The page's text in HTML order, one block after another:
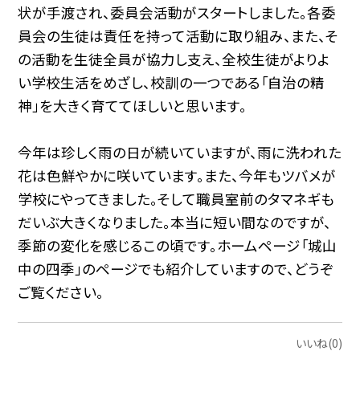
状が手渡され、委員会活動がスタートしました。各委
員会の生徒は責任を持って活動に取り組み、また、そ
の活動を生徒全員が協力し支え、全校生徒がよりよ
い学校生活をめざし、校訓の一つである「自治の精
神」を大きく育ててほしいと思います。
今年は珍しく雨の日が続いていますが、雨に洗われた
花は色鮮やかに咲いています。また、今年もツバメが
学校にやってきました。そして職員室前のタマネギも
だいぶ大きくなりました。本当に短い間なのですが、
季節の変化を感じるこの頃です。ホームページ「城山
中の四季」のページでも紹介していますので、どうぞ
ご覧ください。
いいね(0)